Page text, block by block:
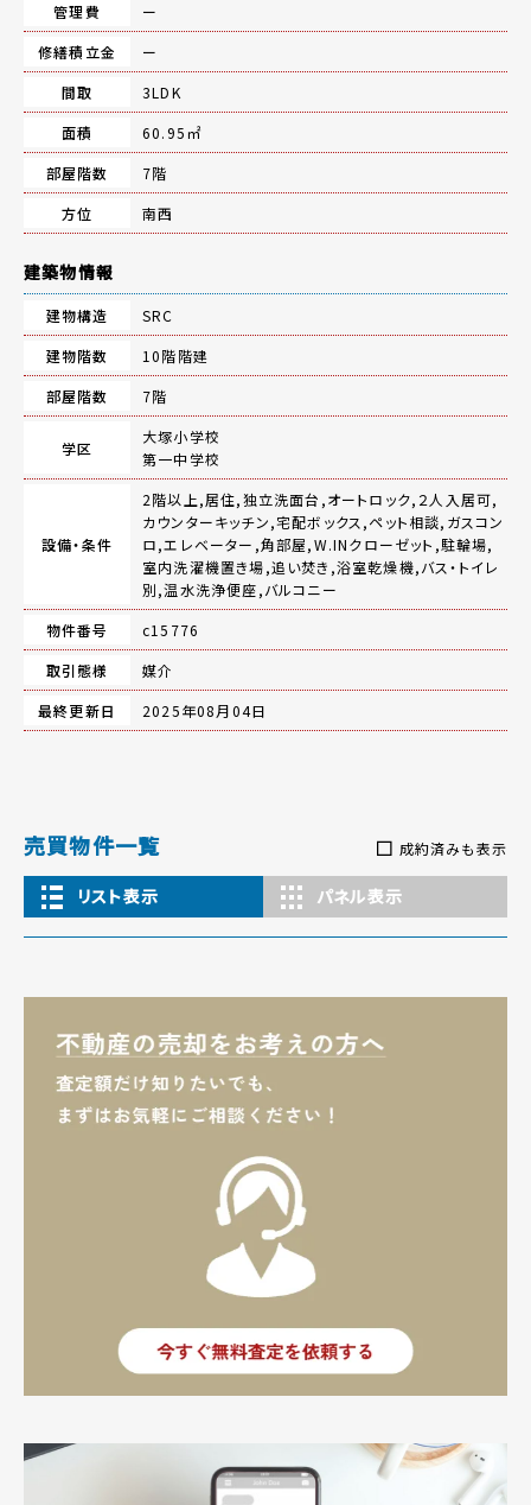
管理費
ー
修繕積立金
ー
間取
3LDK
面積
60.95㎡
部屋階数
7階
方位
南西
建築物情報
建物構造
SRC
建物階数
10階階建
部屋階数
7階
学区
大塚小学校
第一中学校
設備・条件
2階以上,居住,独立洗面台,オートロック,２人入居可,
カウンターキッチン,宅配ボックス,ペット相談,ガスコン
ロ,エレベーター,角部屋,W.INクローゼット,駐輪場,
室内洗濯機置き場,追い焚き,浴室乾燥機,バス・トイレ
別,温水洗浄便座,バルコニー
物件番号
c15776
取引態様
媒介
最終更新日
2025年08月04日
売買物件一覧 成約済みも表示
リスト表示 パネル表示